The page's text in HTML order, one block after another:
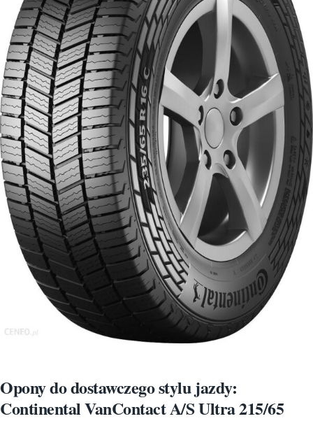
Opony do dostawczego stylu jazdy:
Continental VanContact A/S Ultra 215/65